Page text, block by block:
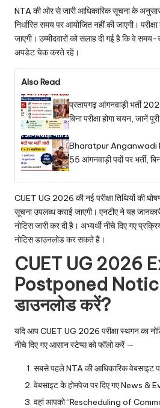
NTA की ओर से जारी आधिकारिक सूचना के अनुसार,
निर्धारित समय पर आयोजित नहीं की जाएगी।
जाएगी। उम्मीदवारों को सलाह दी गई है कि वे
अपडेट चेक करते रहें।
Also Read
प्रतापगढ़ आंगनवाड़ी भर्ती
बिना परीक्षा होगा चयन, जानें
Bharatpur Anganwadi
55 आंगनवाड़ी पदों पर भर्ती,
CUET UG 2026 की नई परीक्षा तिथियों की
सूचना उपलब्ध कराई जाएगी। एनटीए ने यह
नोटिस जारी कर दी है। अभ्यर्थी नीचे दिए गए
नोटिस डाउनलोड कर सकते हैं।
CUET UG 2026
Postponed
डाउनलोड करें?
यदि आप CUET UG 2026 परीक्षा स्थगन का
नीचे दिए गए आसान स्टेप्स को फॉलो करें —
सबसे पहले NTA की आधिकारिक वेबसाइट
वेबसाइट के होमपेज पर दिए गए News &
वहां आपको “Rescheduling of